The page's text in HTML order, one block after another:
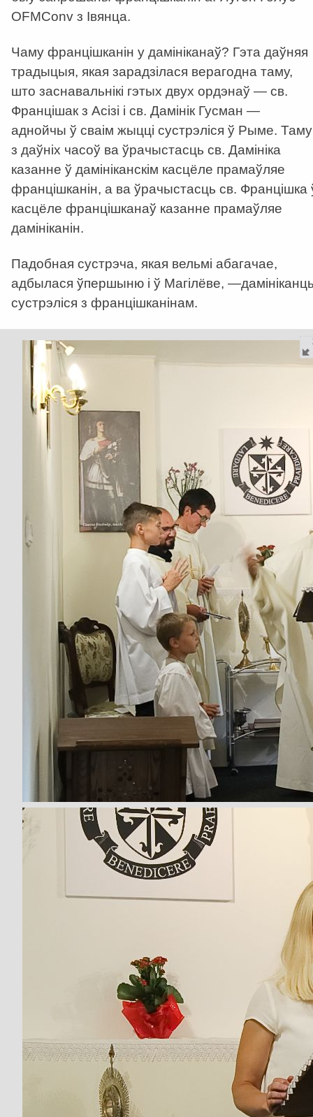
OFMConv з Івянца.
Чаму францішканін у дамініканаў? Гэта даўняя
традыцыя, якая зарадзілася верагодна таму,
што заснавальнікі гэтых двух ордэнаў — св.
Францішак з Асізі і св. Дамінік Гусман —
аднойчы ў сваім жыцці сустрэліся ў Рыме. Таму
з даўніх часоў ва ўрачыстасць св. Дамініка
казанне ў дамініканскім касцёле прамаўляе
францішканін, а ва ўрачыстасць св. Францішка
касцёле францішканаў казанне прамаўляе
дамініканін.
Падобная сустрэча, якая вельмі абагачае,
адбылася ўпершыню і ў Магілёве,
сустрэліся з францішканінам.